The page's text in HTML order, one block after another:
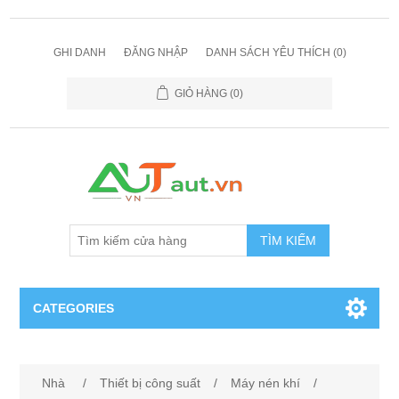
GHI DANH ĐĂNG NHẬP DANH SÁCH YÊU THÍCH (0)
GIỎ HÀNG (0)
TÌM KIẾM
CATEGORIES
Nhà / Thiết bị công suất / Máy nén khí
/